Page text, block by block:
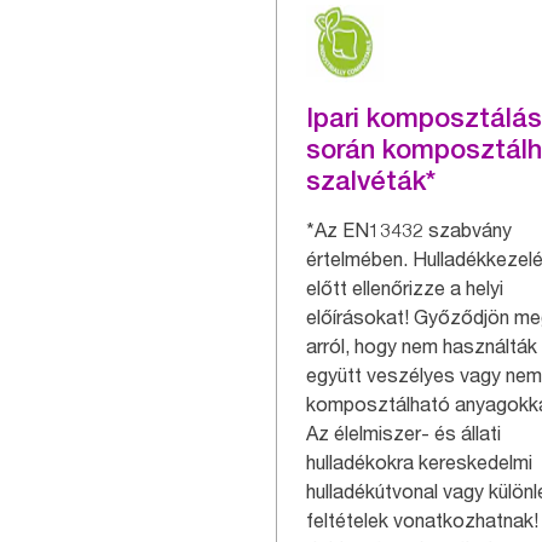
Ipari komposztálás
során
szalvéták*
*Az EN13432 szabvány
értelmében.
előtt ellenőrizze a helyi
előírásokat! Győződjön
arról, hogy nem használták
együtt veszélyes vagy nem
komposztálható
Az élelmiszer- és állati
hulladékokra kereskedelmi
hulladékútvonal vagy
feltételek vonatkozhatnak!